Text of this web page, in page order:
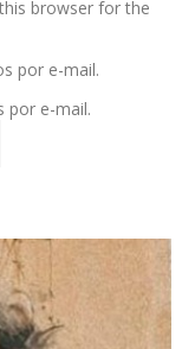
browser for the
por e-mail.
por e-mail.